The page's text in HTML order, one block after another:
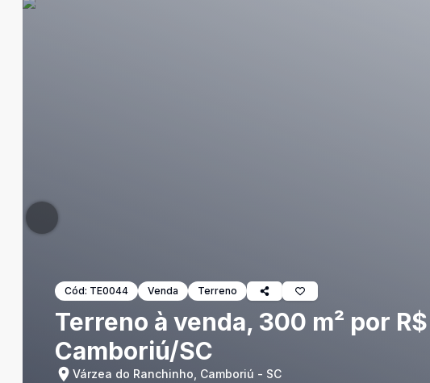
Cód: TE0044 Venda Terreno
Terreno à venda, 300 m² por
Camboriú/SC
Várzea do Ranchinho, Camboriú - SC